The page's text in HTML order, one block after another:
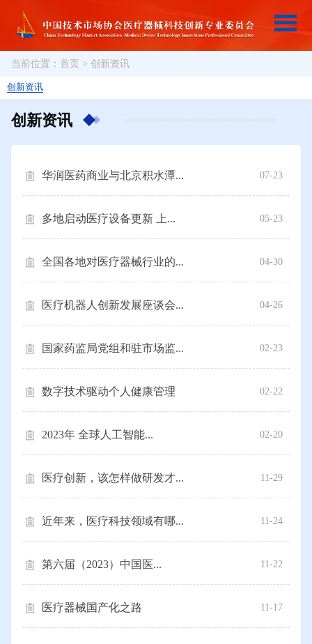
当前位置： 首页 > 创新资讯
创新资讯
创新资讯
华润医药商业与北京积水潭... 07-23
多地启动医疗设备更新 上... 05-23
全国各地对医疗器械行业的... 04-30
医疗机器人创新发展座谈会... 04-26
国家药监局党组和驻市场监... 02-23
数字技术驱动个人健康管理 02-22
2023年 全球人工智能... 02-20
医疗创新，该怎样做研发才... 11-29
近年来，医疗科技领域有哪... 11-24
第六届（2023）中国医... 11-22
医疗器械国产化之路 11-17